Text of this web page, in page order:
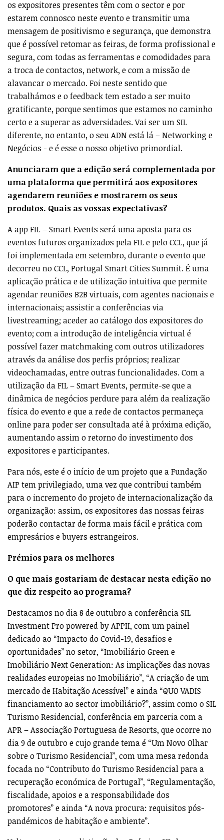
os expositores presentes têm com o sector e por
estarem connosco neste evento e transmitir uma
mensagem de positivismo e segurança, que demonstra
que é possível retomar as feiras, de forma profissional e
segura, com todas as ferramentas e comodidades para
a troca de contactos, network, e com a missão de
alavancar o mercado. Foi neste sentido que
trabalhámos e o feedback tem estado a ser muito
gratificante, porque sentimos que estamos no caminho
certo e a superar as adversidades. Vai ser um SIL
diferente, no entanto, o seu ADN está lá – Networking e
Negócios - e é esse o nosso objetivo primordial.
Anunciaram que a edição será complementada por
uma plataforma que permitirá aos expositores
agendarem reuniões e mostrarem os seus
produtos. Quais as vossas expectativas?
A app FIL – Smart Events será uma aposta para os
eventos futuros organizados pela FIL e pelo CCL, que já
foi implementada em setembro, durante o evento que
decorreu no CCL, Portugal Smart Cities Summit. É uma
aplicação prática e de utilização intuitiva que permite
agendar reuniões B2B virtuais, com agentes nacionais e
internacionais; assistir a conferências via
livestreaming; aceder ao catálogo dos expositores do
evento; com a introdução de inteligência virtual é
possível fazer matchmaking com outros utilizadores
através da análise dos perfis próprios; realizar
videochamadas, entre outras funcionalidades. Com a
utilização da FIL – Smart Events, permite-se que a
dinâmica de negócios perdure para além da realização
física do evento e que a rede de contactos permaneça
online para poder ser consultada até à próxima edição,
aumentando assim o retorno do investimento dos
expositores e participantes.
Para nós, este é o início de um projeto que a Fundação
AIP tem privilegiado, uma vez que contribui também
para o incremento do projeto de internacionalização da
organização: assim, os expositores das nossas feiras
poderão contactar de forma mais fácil e prática com
empresários e buyers estrangeiros.
Prémios para os melhores
O que mais gostariam de destacar nesta edição no
que diz respeito ao programa?
Destacamos no dia 8 de outubro a conferência SIL
Investment Pro powered by APPII, com um painel
dedicado ao “Impacto do Covid-19, desafios e
oportunidades” no setor, “Imobiliário Green e
Imobiliário Next Generation: As implicações das novas
realidades europeias no Imobiliário”, “A criação de um
mercado de Habitação Acessível” e ainda “QUO VADIS
financiamento ao sector imobiliário?”, assim como o SIL
Turismo Residencial, conferência em parceria com a
APR – Associação Portuguesa de Resorts, que ocorre no
dia 9 de outubro e cujo grande tema é “Um Novo Olhar
sobre o Turismo Residencial”, com uma mesa redonda
focada no “Contributo do Turismo Residencial para a
recuperação económica de Portugal”, “Regulamentação,
fiscalidade, apoios e a responsabilidade dos
promotores” e ainda “A nova procura: requisitos pós-
pandémicos de habitação e ambiente”.